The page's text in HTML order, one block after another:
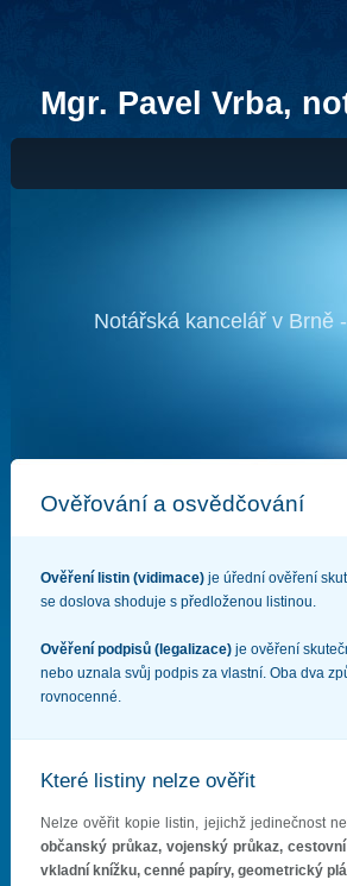
Mgr. Pavel Vrba,
Notářská kancelář v Brně
Ověřování a osvědčování
Ověření listin (vidimace) je úřední ověření
se doslova shoduje s předloženou listinou.
Ověření podpisů (legalizace) je ověření
nebo uznala svůj podpis za vlastní. Oba dva
rovnocenné.
Které listiny nelze ověřit
Nelze ověřit kopie listin, jejichž jedinečnost
občanský průkaz, vojenský průkaz,
vkladní knížku, cenné papíry, geometrický